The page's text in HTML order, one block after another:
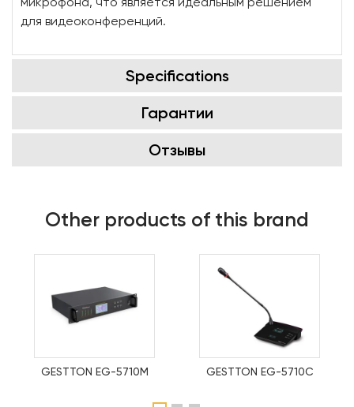
для видеоконференций.
Specifications
Гарантии
Отзывы
Other products of this brand
GESTTON EG-5710M GESTTON EG-5710C